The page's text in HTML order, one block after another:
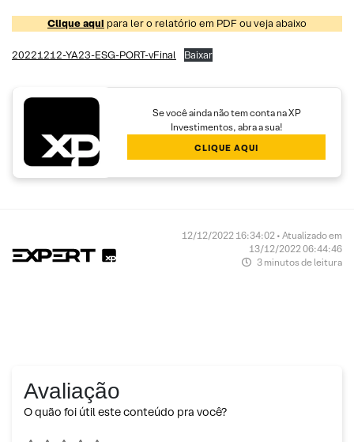
Clique aqui para ler o relatório em PDF ou veja abaixo
20221212-YA23-ESG-PORT-vFinal Baixar
Se você ainda não tem conta na XP
Investimentos, abra a sua!
CLIQUE AQUI
12/12/2022 16:34:02 • Atualizado em
13/12/2022 06:44:46
3 minutos de leitura
Avaliação
O quão foi útil este conteúdo pra você?